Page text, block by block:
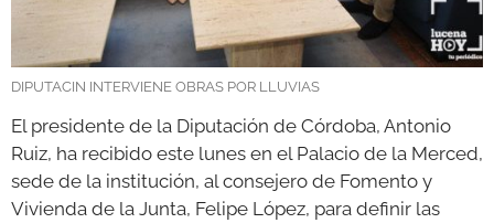
DIPUTACIN INTERVIENE OBRAS POR LLUVIAS
El presidente de la Diputación de Córdoba, Antonio
Ruiz, ha recibido este lunes en el Palacio de la Merced,
sede de la institución, al consejero de Fomento y
Vivienda de la Junta, Felipe López, para definir las